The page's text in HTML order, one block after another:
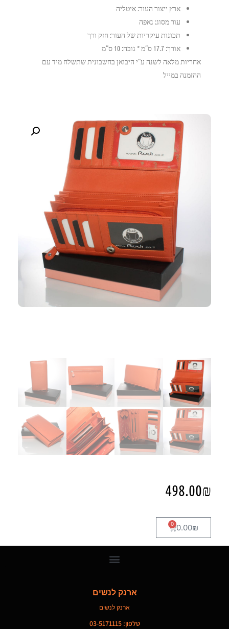
498.00₪
0.00₪
0
ארץ ייצור העור: איטליה
עור מסוג: נאפה
תכונות עיקריות של העור: חזק ורך
אורך: 17.7 ס”מ * גובה: 10 ס”מ
אחריות מלאה לשנה ע”י היבואן בחשבונית שתשלח מיד עם
ההזמנה במייל
ארנק לנשים
ארנק לנשים
טלפון: 03-5171115